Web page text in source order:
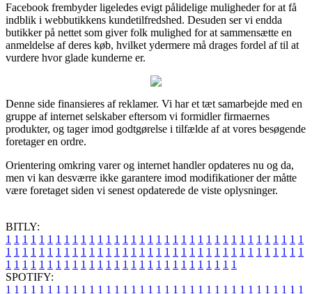
Facebook frembyder ligeledes evigt pålidelige muligheder for at få
indblik i webbutikkens kundetilfredshed. Desuden ser vi endda
butikker på nettet som giver folk mulighed for at sammensætte en
anmeldelse af deres køb, hvilket ydermere må drages fordel af til at
vurdere hvor glade kunderne er.
Denne side finansieres af reklamer. Vi har et tæt samarbejde med en
gruppe af internet selskaber eftersom vi formidler firmaernes
produkter, og tager imod godtgørelse i tilfælde af at vores besøgende
foretager en ordre.
Orientering omkring varer og internet handler opdateres nu og da,
men vi kan desværre ikke garantere imod modifikationer der måtte
være foretaget siden vi senest opdaterede de viste oplysninger.
BITLY:
1 1 1 1 1 1 1 1 1 1 1 1 1 1 1 1 1 1 1 1 1 1 1 1 1 1 1 1 1 1 1 1 1 1 1 1
1 1 1 1 1 1 1 1 1 1 1 1 1 1 1 1 1 1 1 1 1 1 1 1 1 1 1 1 1 1 1 1 1 1 1 1
1 1 1 1 1 1 1 1 1 1 1 1 1 1 1 1 1 1 1 1 1 1 1 1 1 1 1 1
SPOTIFY:
1 1 1 1 1 1 1 1 1 1 1 1 1 1 1 1 1 1 1 1 1 1 1 1 1 1 1 1 1 1 1 1 1 1 1 1